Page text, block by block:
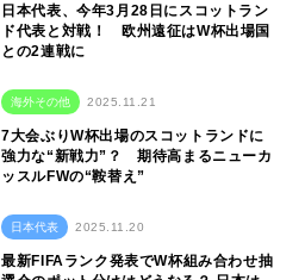
日本代表、今年3月28日にスコットラン
ド代表と対戦！ 欧州遠征はW杯出場国
との2連戦に
海外その他 2025.11.21
7大会ぶりW杯出場のスコットランドに
強力な“新戦力”？ 期待高まるニューカ
ッスルFWの“鞍替え”
日本代表 2025.11.20
最新FIFAランク発表でW杯組み合わせ抽